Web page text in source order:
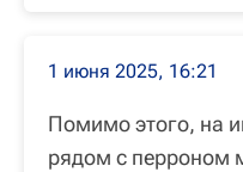
1 июня 2025, 16:21
Помимо этого, на
рядом с перроном